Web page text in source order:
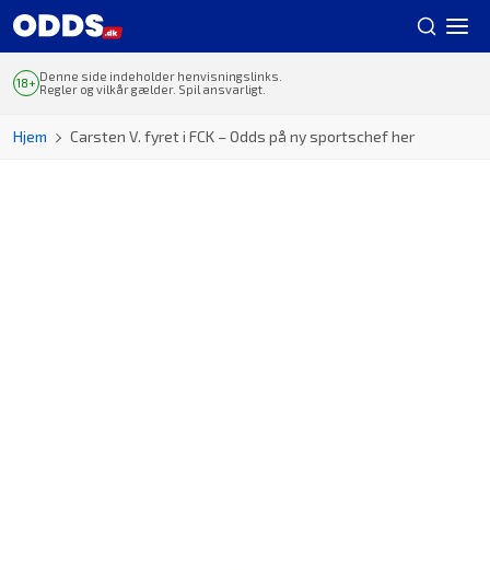
Hjem Carsten V. fyret i FCK – Odds på ny sportschef her
Denne side indeholder henvisningslinks.
Regler og vilkår gælder. Spil ansvarligt.